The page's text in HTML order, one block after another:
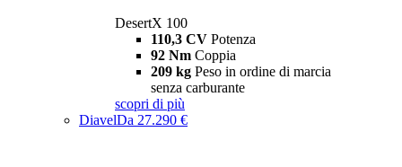
DesertX 100
110,3 CV Potenza
92 Nm Coppia
209 kg Peso in ordine di marcia
senza carburante
scopri di più
DiavelDa 27.290 €